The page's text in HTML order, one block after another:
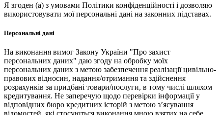
Я згоден (а) з умовами Політики конфіденційності і дозволяю
використовувати мої персональні дані на законних підставах.
Персональні дані
На виконання вимог Закону України "Про захист
персональних даних" даю згоду на обробку моїх
персональних даних з метою забезпечення реалізації цивільно-
правових відносин, надання/отримання та здійснення
розрахунків за придбані товари/послуги, в тому числі шляхом
кредитування. Не заперечую щодо перевірки інформації у
відповідних бюро кредитних історій з метою з’ясування
відомостей, які стосуються виконання мною взятих на себе